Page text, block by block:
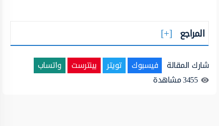
المراجع
شارك المقالة فيسبوك تويتر بينترست
واتساب
3455مشاهدة